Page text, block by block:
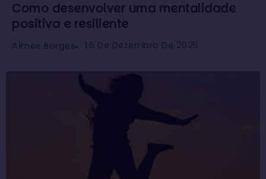
Como desenvolver uma mentalidade
positiva e resiliente
Aimée Borges 16 De Dezembro De 2025